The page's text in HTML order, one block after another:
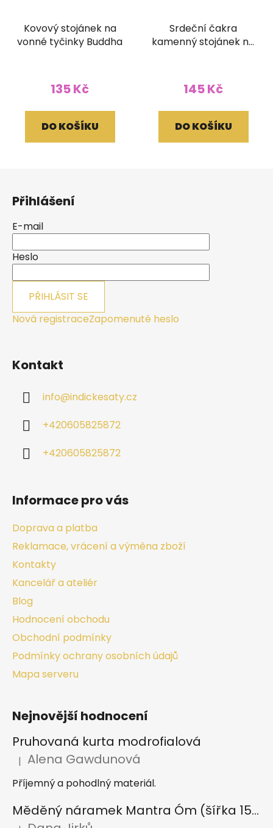
Kovový stojánek na
vonné tyčinky Buddha
135 Kč
DO KOŠÍKU
Srdeční čakra
kamenný stojánek na
145 Kč
DO KOŠÍKU
Přihlášení
E-mail
Heslo
PŘIHLÁSIT SE
Nová registraceZapomenuté heslo
Kontakt
info@indickesaty.cz
+420605825872
+420605825872
Informace pro vás
Doprava a platba
Reklamace, vrácení a výměna zboží
Kontakty
Kancelář a ateliér
Blog
Hodnocení obchodu
Obchodní podmínky
Podmínky ochrany osobních údajů
Mapa serveru
Nejnovější hodnocení
Pruhovaná kurta modrofialová
Hodnocení produktu je 5 z 5 hvězdiček.
| Alena Gawdunová
Příjemný a pohodlný materiál.
Měděný náramek Mantra Óm (šířka 15 mm)